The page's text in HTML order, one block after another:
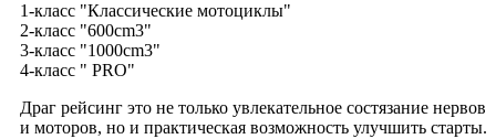
1-класс "Классические мотоциклы"
2-класс "600cm3"
3-класс "1000cm3"
4-класс " PRO"
Драг рейсинг это не только увлекательное состязание нервов
и моторов, но и практическая возможность улучшить старты.